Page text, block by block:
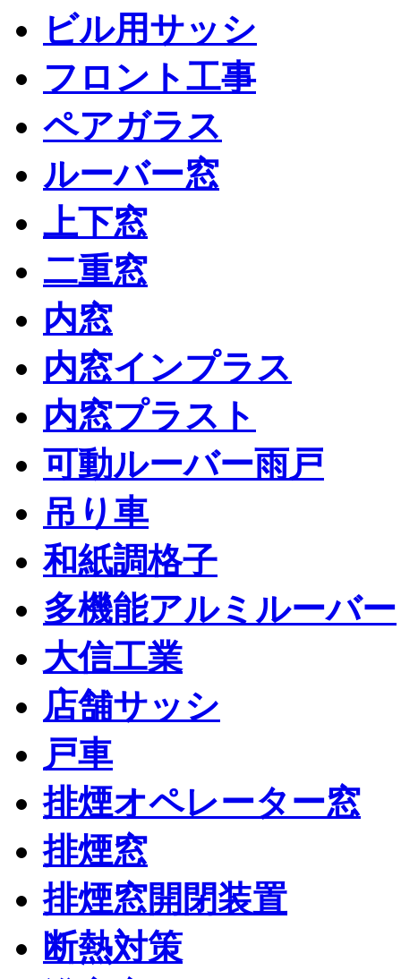
ビル用サッシ
フロント工事
ペアガラス
ルーバー窓
上下窓
二重窓
内窓
内窓インプラス
内窓プラスト
可動ルーバー雨戸
吊り車
和紙調格子
多機能アルミルーバー
大信工業
店舗サッシ
戸車
排煙オペレーター窓
排煙窓
排煙窓開閉装置
断熱対策